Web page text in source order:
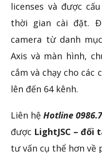
licenses và được
thời gian cài đặt.
camera từ danh
Axis và màn hình,
cắm và chạy cho
lên đến 64 kênh.
Liên hệHotline
được LightJSC – đối
tư vấn cụ thể hơn về